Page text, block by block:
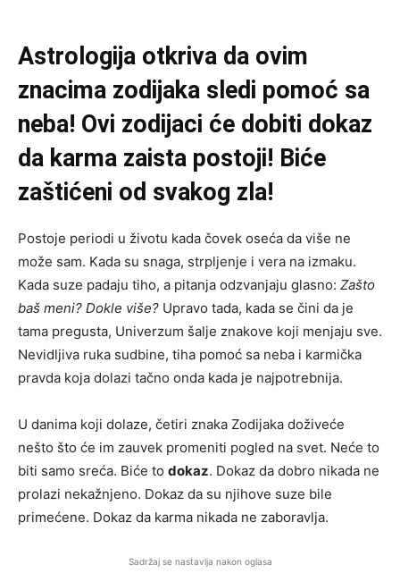
Astrologija otkriva da ovim
znacima zodijaka sledi pomoć sa
neba! Ovi zodijaci će dobiti dokaz
da karma zaista postoji! Biće
zaštićeni od svakog zla!
Postoje periodi u životu kada čovek oseća da više ne
može sam. Kada su snaga, strpljenje i vera na izmaku.
Kada suze padaju tiho, a pitanja odzvanjaju glasno: Zašto
baš meni? Dokle više? Upravo tada, kada se čini da je
tama pregusta, Univerzum šalje znakove koji menjaju sve.
Nevidljiva ruka sudbine, tiha pomoć sa neba i karmička
pravda koja dolazi tačno onda kada je najpotrebnija.
U danima koji dolaze, četiri znaka Zodijaka doživeće
nešto što će im zauvek promeniti pogled na svet. Neće to
biti samo sreća. Biće to dokaz. Dokaz da dobro nikada ne
prolazi nekažnjeno. Dokaz da su njihove suze bile
primećene. Dokaz da karma nikada ne zaboravlja.
Sadržaj se nastavlja nakon oglasa